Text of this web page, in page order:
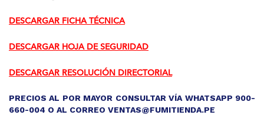
DESCARGAR FICHA TÉCNICA
DESCARGAR HOJA DE SEGURIDAD
DESCARGAR RESOLUCIÓN DIRECTORIAL
PRECIOS AL POR MAYOR CONSULTAR VÍA WHATSAPP 900-
660-004 O AL CORREO VENTAS@FUMITIENDA.PE